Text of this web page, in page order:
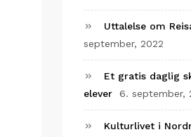
Uttalelse om
september, 2022
Et gratis daglig
elever
6. september,
Kulturlivet i